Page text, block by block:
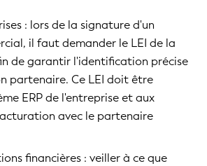
: lors de la signature d'un
il faut demander le LEI de la
de garantir l'identification précise
partenaire. Ce LEI doit être
ERP de l'entreprise et aux
avec le partenaire
financières : veiller à ce que